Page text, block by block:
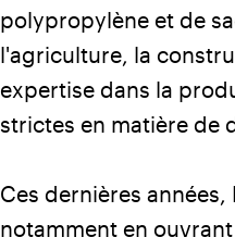
polypropylène et de
l'agriculture, la
expertise dans la
strictes en matière de
Ces dernières
notamment en